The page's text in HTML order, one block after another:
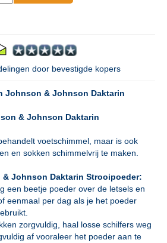
door bevestigde kopers
Johnson & Johnson Daktarin
& Johnson Daktarin
voetschimmel, maar is ook
en sokken schimmelvrij te maken.
Johnson Daktarin Strooipoeder:
een beetje poeder over de letsels en
eenmaal per dag als je het poeder
zorgvuldig, haal losse schilfers weg
af vooraleer het poeder aan te